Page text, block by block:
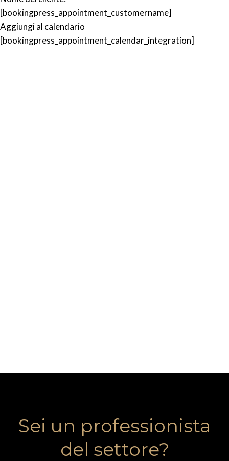
[bookingpress_appointment_customername]
Aggiungi al calendario
[bookingpress_appointment_calendar_integration]
Sei un professionista
del settore?